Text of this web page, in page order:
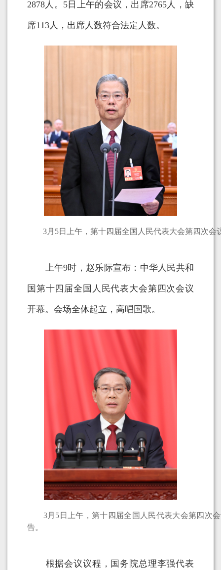
2878人。5日上午的会议，出席2765人，缺
席113人，出席人数符合法定人数。
3月5日上午，第十四届全国人民代表大会第四次会
上午9时，赵乐际宣布：中华人民共和
国第十四届全国人民代表大会第四次会议
开幕。会场全体起立，高唱国歌。
3月5日上午，第十四届全国人民代表大会第四次会
告。
根据会议议程，国务院总理李强代表